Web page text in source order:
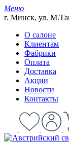
Меню
г. Минск, ул.
О салоне
Клиентам
Фабрики
Оплата
Доставка
Акции
Новости
Контакты